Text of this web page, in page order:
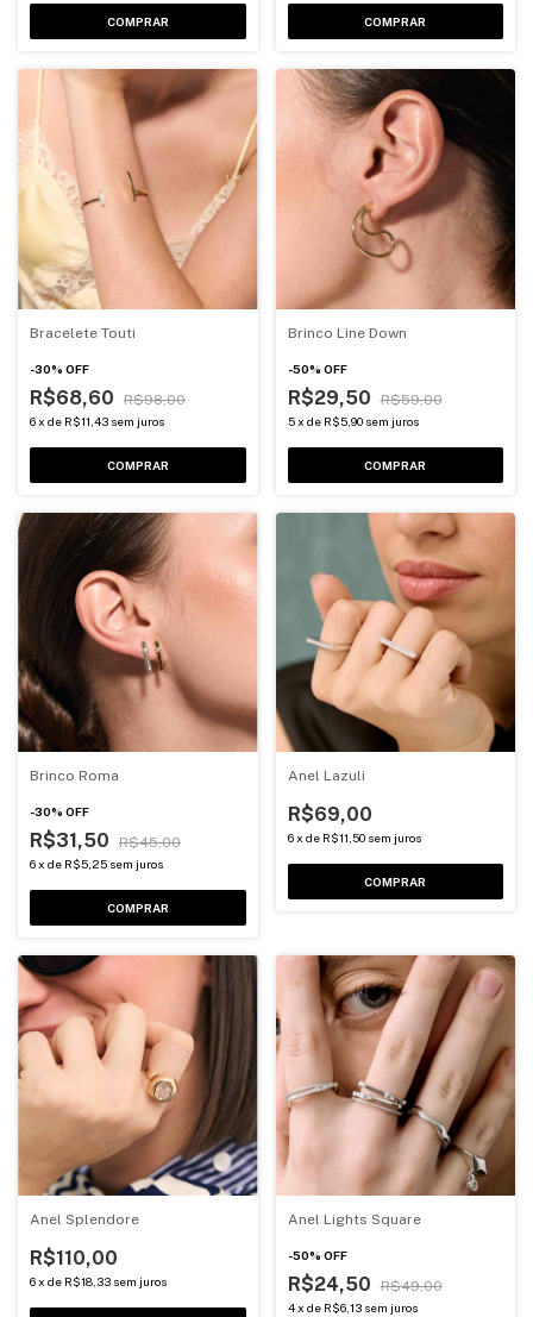
COMPRAR COMPRAR
Bracelete Touti
-30% OFF
R$68,60 R$98,00
6x de R$11,43 sem juros
COMPRAR
Brinco Line Down
-50% OFF
R$29,50 R$59,00
5 x de R$5,90 sem juros
COMPRAR
Brinco Roma
-30% OFF
R$31,50 R$45,00
6x de R$5,25 sem juros
COMPRAR
Anel Lazuli
R$69,00
6 x de R$11,50 sem juros
COMPRAR
Anel Splendore
R$110,00
6x de R$18,33 sem juros
Anel Lights Square
-50% OFF
R$24,50 R$49,00
4 x de R$6,13 sem juros